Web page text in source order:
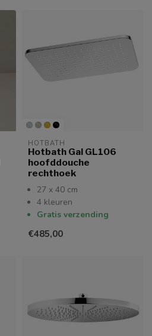
HOTBATH
Hotbath Gal GL106
hoofddouche
rechthoek
27 x 40 cm
4 kleuren
Gratis verzending
€485,00